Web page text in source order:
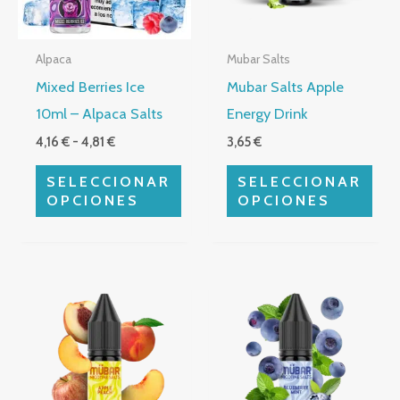
Alpaca
Mixed Berries Ice
10ml – Alpaca Salts
4,16€ - 4,81€
SELECCIONAR
OPCIONES
Las
opciones
se
pueden
elegir
en
página
Mubar Salts
Mubar Salts Apple
Energy Drink
3,65€
SELECCIONAR
OPCIONES
se
pueden
elegir
en
página
producto
tiene
múltiples
producto
tiene
múltiples